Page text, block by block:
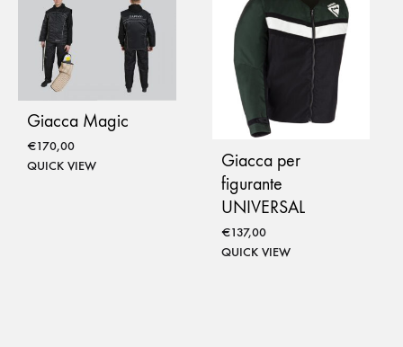
Giacca Magic
€170,00
QUICK VIEW
Giacca per
figurante
UNIVERSAL
€137,00
QUICK VIEW